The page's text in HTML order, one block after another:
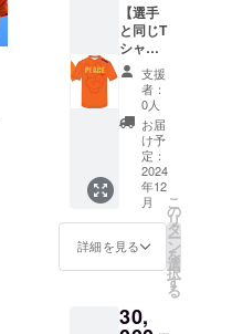
【選手
と同じT
シャツ
（背
ネー
ム・背
番号入
り）】
選手と
同じデ
ザイン
のTシャ
ツにお
名前・
好きな
背番号
て提供
支援
者：
0人
お届
け予
定：
2024
年12
月
詳細を見る
こ
の
リ
タ
ー
ン
を
選
択
す
る
30,